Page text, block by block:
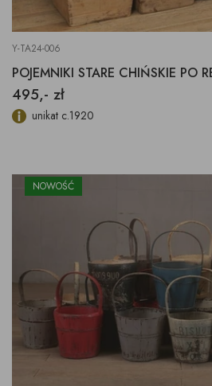
Y-TA24-006
POJEMNIKI STARE CHIŃSKIE PO
495,- zł
unikat c.1920
NOWOŚĆ